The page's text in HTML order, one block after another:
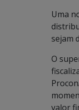
Uma
sejam
O
valor